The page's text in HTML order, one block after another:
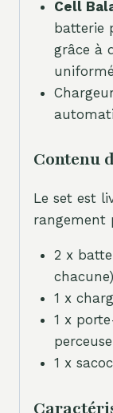
Cell
batterie
grâce à
Contenu
Le set est
rangement
2 x
chacune)
1 x
1 x
1 x